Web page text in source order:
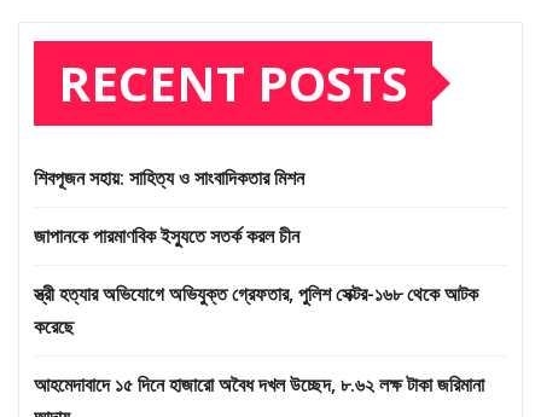
RECENT POSTS
শিবপূজন সহায়: সাহিত্য ও সাংবাদিকতার মিশন
জাপানকে পারমাণবিক ইস্যুতে সতর্ক করল চীন
স্ত্রী হত্যার অভিযোগে অভিযুক্ত গ্রেফতার, পুলিশ সেক্টর-১৬৮ থেকে আটক
করেছে
আহমেদাবাদে ১৫ দিনে হাজারো অবৈধ দখল উচ্ছেদ, ৮.৬২ লক্ষ টাকা জরিমানা